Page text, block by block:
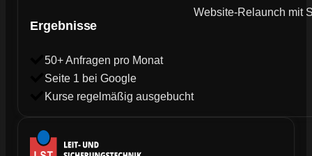
Ergebnisse
50+ Anfragen pro Monat
Seite 1 bei Google
Kurse regelmäßig ausgebucht
Website-Relaunch mit